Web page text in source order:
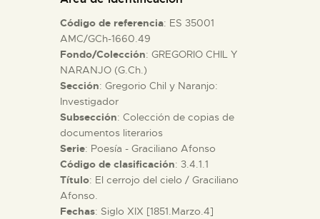
ACTIVIDADES
█
EL MUSEO
COLECCIONES
DIDÁCTICA
Código de referencia: ES 35001
AMC/GCh-1660.49
Fondo/Colección: GREGORIO CHIL Y
NARANJO (G.Ch.)
Sección: Gregorio Chil y Naranjo:
Investigador
Subsección: Colección de copias de
documentos literarios
Serie: Poesía - Graciliano Afonso
Código de clasificación: 3.4.1.1
Título: El cerrojo del cielo / Graciliano
Afonso.
Fechas: Siglo XIX [1851.Marzo.4]